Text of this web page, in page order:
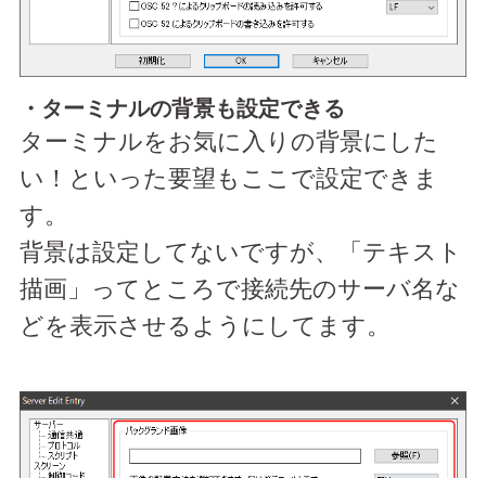
・ターミナルの背景も設定できる
ターミナルをお気に入りの背景にした
い！といった要望もここで設定できま
す。
背景は設定してないですが、「テキスト
描画」ってところで接続先のサーバ名な
どを表示させるようにしてます。